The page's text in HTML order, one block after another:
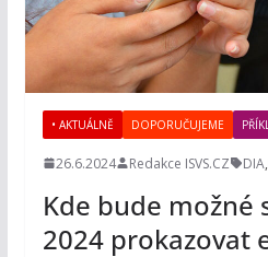
• AKTUÁLNĚ DOPORUČUJEME
26.6.2024 Redakce ISVS.CZ DIA,
Kde bude možné
2024 prokazovat